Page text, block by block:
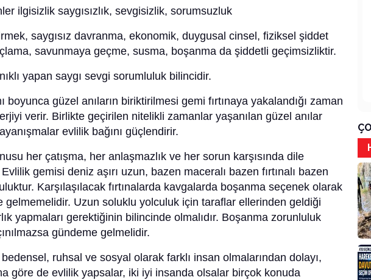
ilgisizlik saygısızlık, sevgisizlik, sorumsuzluk
saygısız davranma, ekonomik, duygusal cinsel, fiziksel şiddet
savunmaya geçme, susma, boşanma da şiddetli geçimsizliktir.
yapan saygı sevgi sorumluluk bilincidir.
boyunca güzel anıların biriktirilmesi gemi fırtınaya yakalandığı zaman
verir. Birlikte geçirilen nitelikli zamanlar yaşanılan güzel anılar
evlilik bağını güçlendirir.
her çatışma, her anlaşmazlık ve her sorun karşısında dile
gemisi deniz aşırı uzun, bazen maceralı bazen fırtınalı bazen
Karşılaşılacak fırtınalarda kavgalarda boşanma seçenek olarak
gelmemelidir. Uzun soluklu yolculuk için taraflar ellerinden geldiği
yapmaları gerektiğinin bilincinde olmalıdır. Boşanma zorunluluk
gündeme gelmelidir.
ruhsal ve sosyal olarak farklı insan olmalarından dolayı,
göre de evlilik yapsalar, iki iyi insanda olsalar birçok konuda